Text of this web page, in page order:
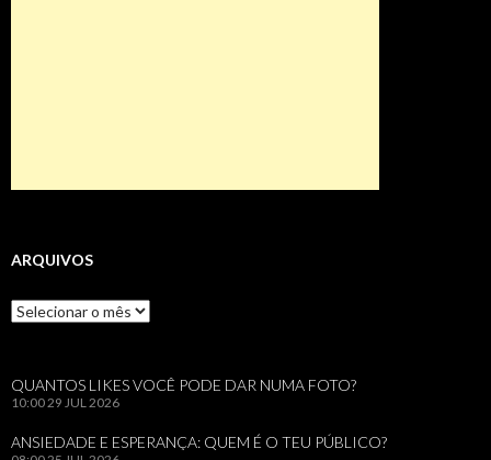
ARQUIVOS
Arquivos
QUANTOS LIKES VOCÊ PODE DAR NUMA FOTO?
10:0029 JUL 2026
ANSIEDADE E ESPERANÇA: QUEM É O TEU PÚBLICO?